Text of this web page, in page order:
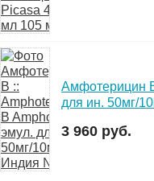
Амфотерицин
для ин. 50мг/
3 960 руб.